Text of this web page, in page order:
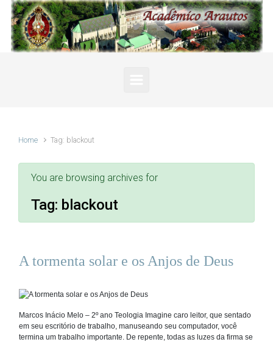
Skip to main content
Home Tag: blackout
You are browsing archives for
Tag: blackout
A tormenta solar e os Anjos de Deus
Marcos Inácio Melo – 2º ano Teologia Imagine caro leitor, que sentado
em seu escritório de trabalho, manuseando seu computador, você
termina um trabalho importante. De repente, todas as luzes da firma se